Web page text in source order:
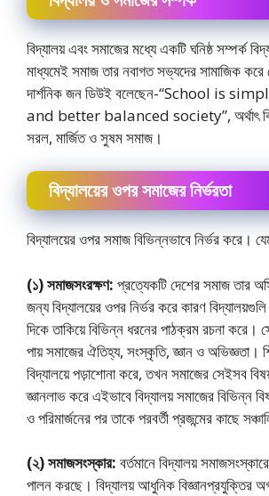
বিদ্যালয় এবং সমাজের মধ্যে একটি ঘনিষ্ঠ সম্পর্ক
মাধ্যমেই সমাজ তার নবাগত সভ্যদের সামাজিক করে
দার্শনিক জন ডিউই বলেছেন-“School is
and better balanced society”, অর্থাৎ
সরল, মার্জিত ও সুষম সমাজ।
বিদ্যালয়ের ওপর সমাজের নির্ভরতা
বিদ্যালয়ের ওপর সমাজ বিভিন্নভাবে নির্ভর করে।
(১) সমাজসংরক্ষণ: প্রত্যেকটি দেশের সমাজ তার
জন্য বিদ্যালয়ের ওপর নির্ভর করে কারণ
দিকে তাকিয়ে বিভিন্ন ধরনের পাঠক্রম রচনা করে।
পায় সমাজের ঐতিহ্য, সংস্কৃতি, জ্ঞান ও অভিজ্ঞতা।
বিদ্যালয়ে পড়াশোনা করে, তখন সমাজের সেইসব
জ্ঞানলাভ করে এইভাবে বিদ্যালয় সমাজের বিভিন্ন
ও পরিমার্জনের পর তাকে পরবর্তী প্রজন্মের কাছে
(২) সমাজসংস্কার: বর্তমানে বিদ্যালয়
পালন করছে। বিদ্যালয় আধুনিক বিজ্ঞানপ্রযুক্তির